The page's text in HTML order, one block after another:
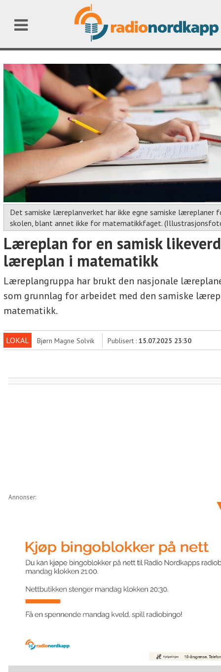
Det samiske læreplanverket har ikke egne samiske læreplaner
skolen, blant annet ikke for matematikkfaget.
Læreplan for en samisk
læreplan i matematikk
Læreplangruppa har brukt den nasjonale
som grunnlag for arbeidet med den samiske
matematikk.
LOKAL Bjørn Magne Solvik Publisert : 15.07.2025 23:30
Annonser: